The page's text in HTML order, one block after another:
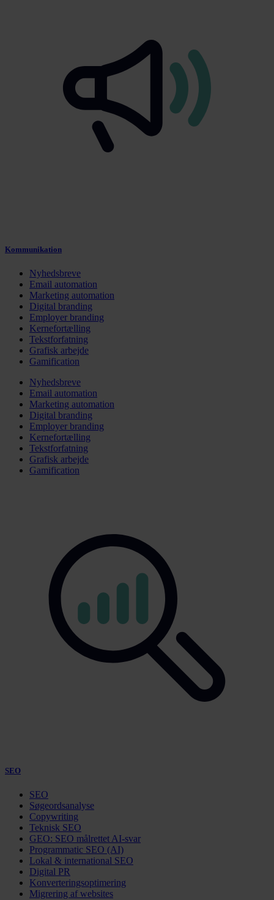
Kommunikation
Nyhedsbreve
Email automation
Marketing automation
Digital branding
Employer branding
Kernefortælling
Tekstforfatning
Grafisk arbejde
Gamification
Nyhedsbreve
Email automation
Marketing automation
Digital branding
Employer branding
Kernefortælling
Tekstforfatning
Grafisk arbejde
Gamification
SEO
SEO
Søgeordsanalyse
Copywriting
Teknisk SEO
GEO: SEO målrettet AI-svar
Programmatic SEO (AI)
Lokal & international SEO
Digital PR
Konverteringsoptimering
Migrering af websites